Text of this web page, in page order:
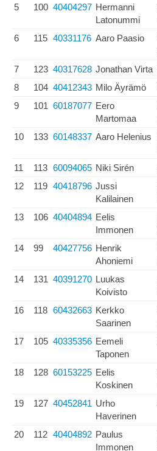
5 100 40404297 Hermanni
Latonummi
6 115 40331176 Aaro Paasio
7 123 40317628 Jonathan Virta
8
104 40412343 Milo Äyrämö
9
101 60187077 Eero
Martomaa
10 133 60148337 Aaro Helenius
11 113 60094065 Niki Sirén
12
119 40418796 Jussi
Kalilainen
13 106 40404894 Eelis
Immonen
14 99 40427756 Henrik
Ahoniemi
14 131 40391270 Luukas
Koivisto
16 118 60432663 Kerkko
Saarinen
17 105 40335356 Eemeli
Taponen
18 128 60153225 Eelis
Koskinen
19 127 40452841 Urho
Haverinen
20 112 40404892 Paulus
Immonen